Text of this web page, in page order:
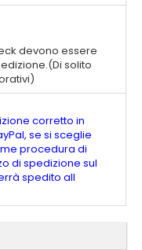
devono essere
solito
corretto in
se si sceglie
procedura di
di spedizione sul
spedito all